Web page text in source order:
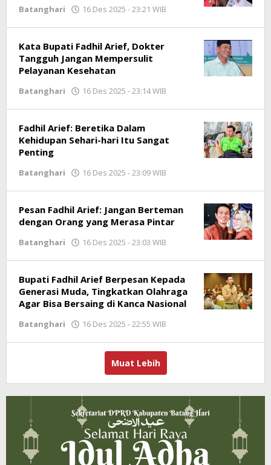
Batanghari 16 Des 2025 - 23:21 WIB
Kata Bupati Fadhil Arief, Dokter
Tangguh Jangan Mempersulit
Pelayanan Kesehatan
Batanghari 16 Des 2025 - 23:14 WIB
Fadhil Arief: Beretika Dalam
Kehidupan Sehari-hari Itu Sangat
Penting
Batanghari 16 Des 2025 - 23:09 WIB
Pesan Fadhil Arief: Jangan Berteman
dengan Orang yang Merasa Pintar
Batanghari 16 Des 2025 - 23:03 WIB
Bupati Fadhil Arief Berpesan Kepada
Generasi Muda, Tingkatkan Olahraga
Agar Bisa Bersaing di Kanca Nasional
Batanghari 16 Des 2025 - 22:55 WIB
Muat Lebih